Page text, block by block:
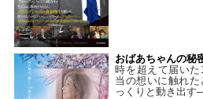
おばあちゃんの
時を超えて届い
当の想いに触れ
っくりと動き出す